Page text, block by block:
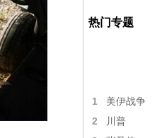
热门专题
1 美伊战争
2 川普